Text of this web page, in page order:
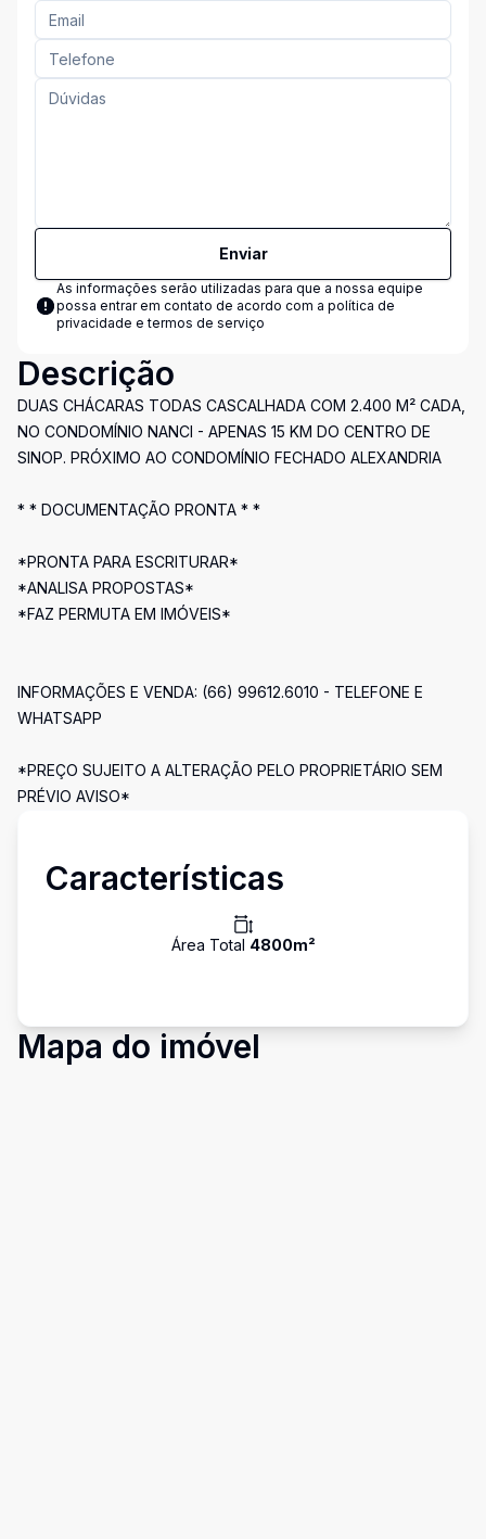
Enviar
As informações serão utilizadas para que a nossa equipe
possa entrar em contato de acordo com a política de
privacidade e termos de serviço
Descrição
DUAS CHÁCARAS TODAS CASCALHADA COM 2.400 M² CADA,
NO CONDOMÍNIO NANCI - APENAS 15 KM DO CENTRO DE
SINOP. PRÓXIMO AO CONDOMÍNIO FECHADO ALEXANDRIA
* * DOCUMENTAÇÃO PRONTA * *
*PRONTA PARA ESCRITURAR*
*ANALISA PROPOSTAS*
*FAZ PERMUTA EM IMÓVEIS*
INFORMAÇÕES E VENDA: (66) 99612.6010 - TELEFONE E
WHATSAPP
*PREÇO SUJEITO A ALTERAÇÃO PELO PROPRIETÁRIO SEM
PRÉVIO AVISO*
Características
Área Total 4800m²
Mapa do imóvel